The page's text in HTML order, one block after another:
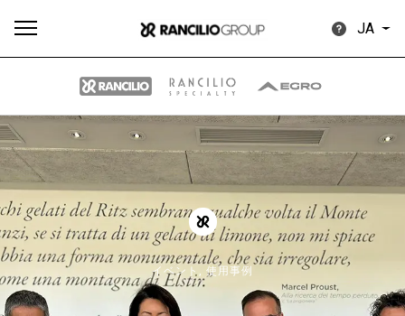
JA
イベント, 使用事例
べ
て
ニュ
ース
ダウン
ロード
もっ
と見
る